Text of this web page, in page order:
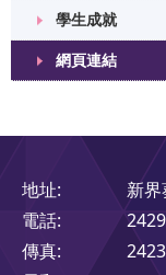
學生成就
網頁連結
地址:
新
電話:
傳真: